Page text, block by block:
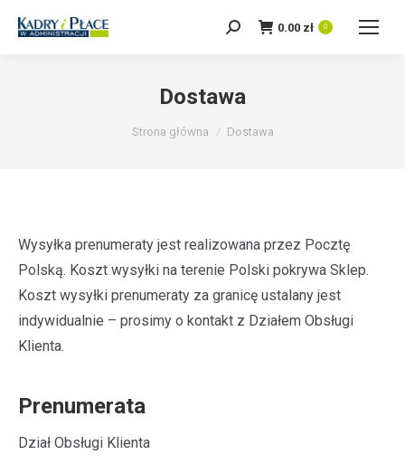
Szukaj: 0.00 zł 0
Dostawa
Jesteś tutaj:
Strona główna Dostawa
Wysyłka prenumeraty jest realizowana przez Pocztę
Polską. Koszt wysyłki na terenie Polski pokrywa Sklep.
Koszt wysyłki prenumeraty za granicę ustalany jest
indywidualnie – prosimy o kontakt z Działem Obsługi
Klienta.
Prenumerata
Dział Obsługi Klienta